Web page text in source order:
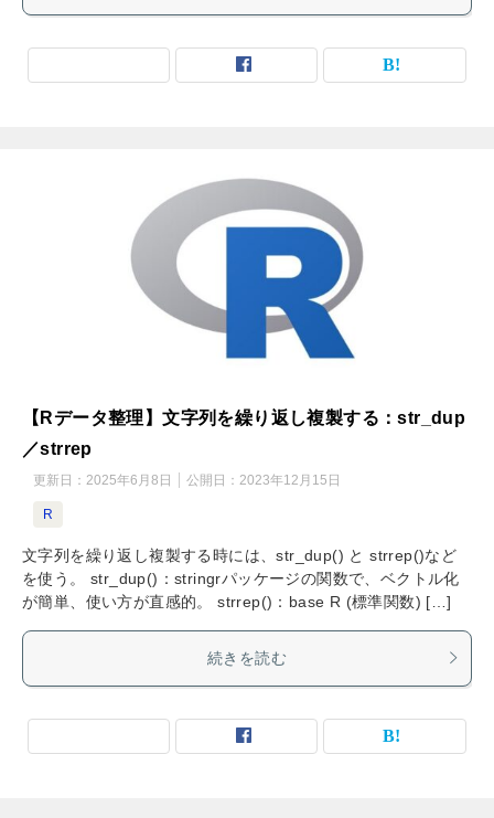
【Rデータ整理】文字列を繰り返し複製する：str_dup
／strrep
更新日： 2025年6月8日 公開日： 2023年12月15日
R
文字列を繰り返し複製する時には、str_dup() と strrep()など
を使う。 str_dup()：stringrパッケージの関数で、ベクトル化
が簡単、使い方が直感的。 strrep()：base R (標準関数) […]
続きを読む